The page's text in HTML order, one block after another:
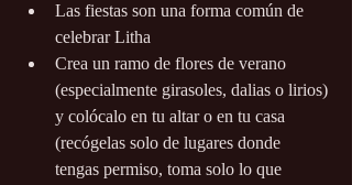
Las fiestas son una forma común de
celebrar Litha
Crea un ramo de flores de verano
(especialmente girasoles, dalias o lirios)
y colócalo en tu altar o en tu casa
(recógelas solo de lugares donde
tengas permiso, toma solo lo que